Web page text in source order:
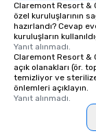
Claremont Resort &
özel kuruluşlarının
hazırlandı? Cevap
kuruluşların
Yanıt alınmadı.
Claremont Resort &
açık olanakları (ör.
temizliyor ve sterilize
önlemleri açıklayın.
Yanıt alınmadı.